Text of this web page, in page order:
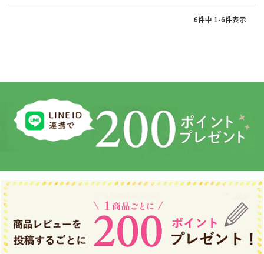
6件中 1-6件表示